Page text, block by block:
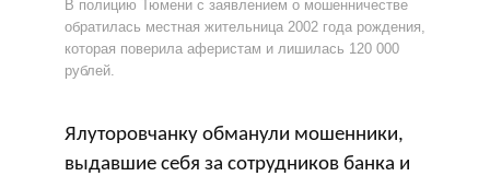
В полицию Тюмени с заявлением о мошенничестве
обратилась местная жительница 2002 года рождения,
которая поверила аферистам и лишилась 120 000
рублей.
Ялуторовчанку обманули мошенники,
выдавшие себя за сотрудников банка и